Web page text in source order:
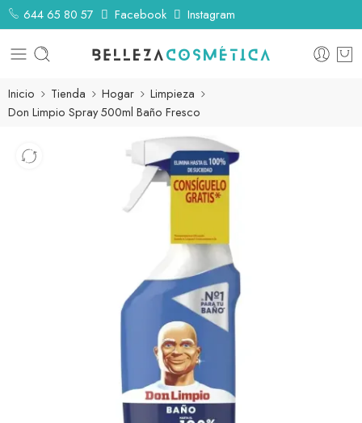
644 65 80 57 Facebook Instagram
Inicio Tienda Hogar
Limpieza
Don Limpio Spray 500ml Baño Fresco